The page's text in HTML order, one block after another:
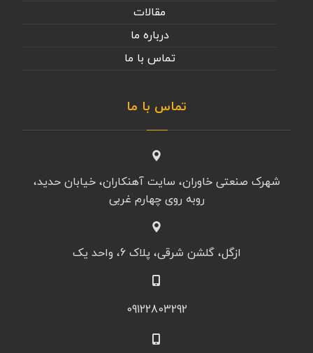
مقالات
درباره ما
تماس با ما
تماس با ما
شهرک صنعتی خاوران، سایت آهنکاران، خیابان حدید،
روبه روی چهارم غربی
ازگل، گلشن شرقی، پلاک 6، واحد یک
09122803292